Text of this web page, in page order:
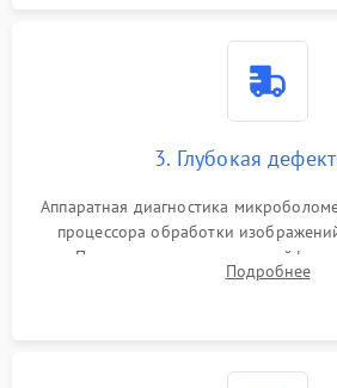
3. Глубокая
Аппаратная диагностика
процессора обработки
Проверка целостности шлейфов,
интерфейсов связи. Выявление
Подробнее